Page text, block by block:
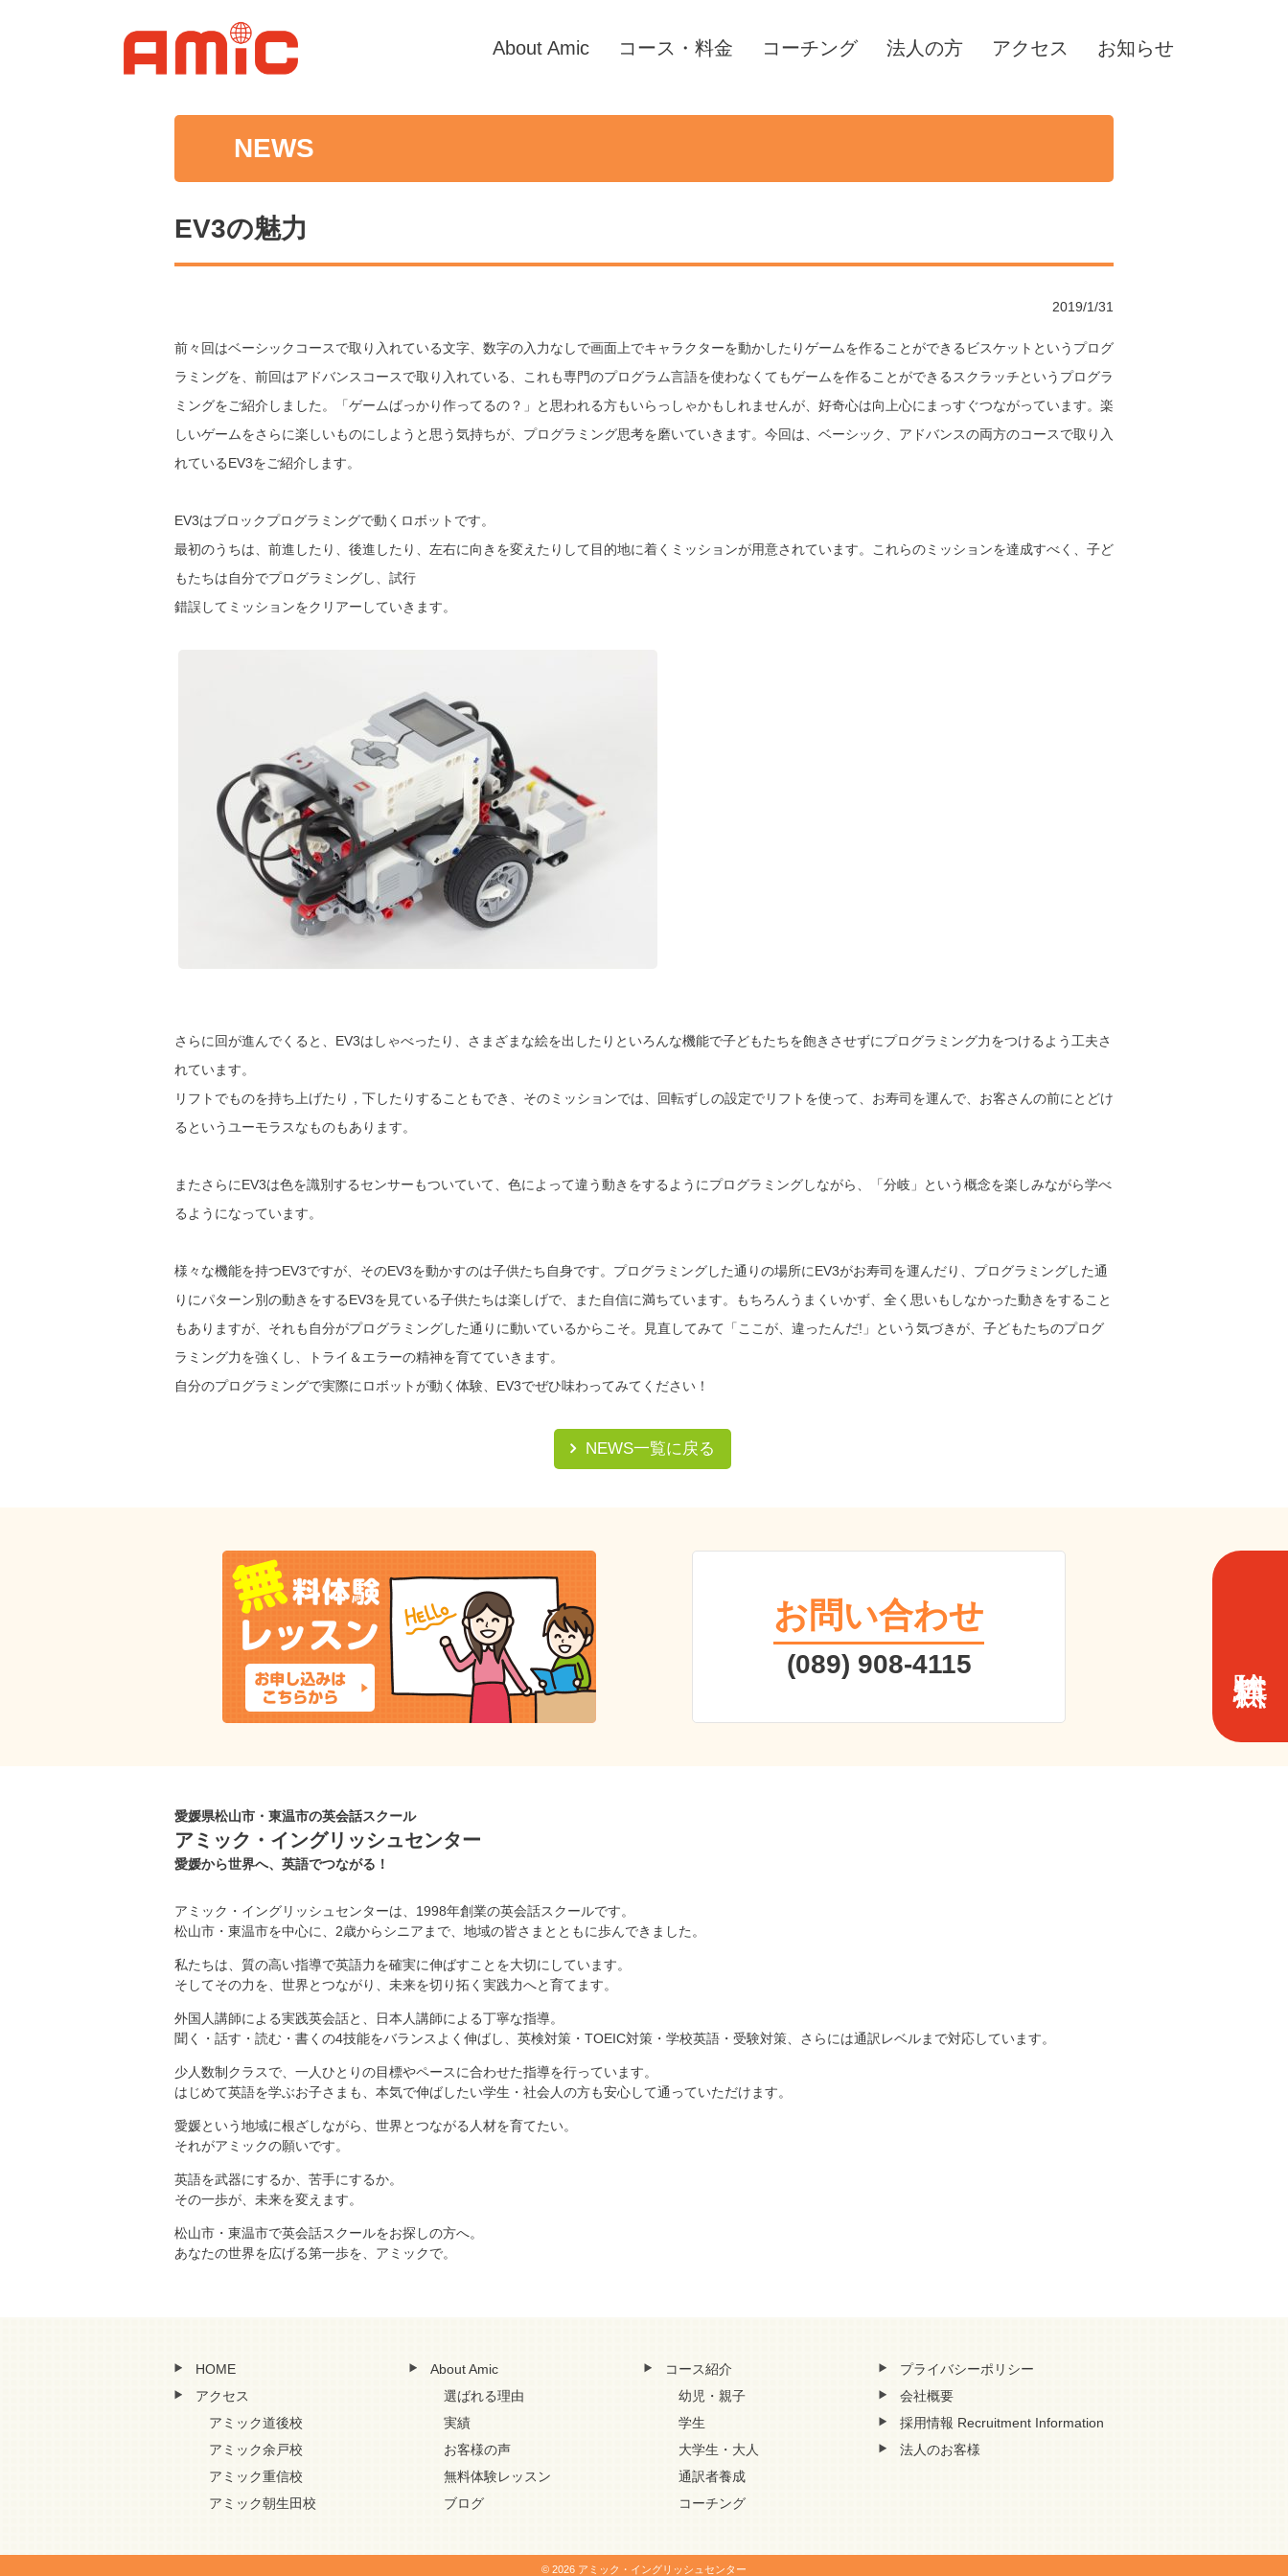
About Amic コース・料金 コーチング 法人の方 アクセス お知らせ
NEWS
EV3の魅力
2019/1/31
前々回はベーシックコースで取り入れている文字、数字の入力なしで画面上でキャラクターを動かしたりゲームを作ることができるビスケットというプログ
ラミングを、前回はアドバンスコースで取り入れている、これも専門のプログラム言語を使わなくてもゲームを作ることができるスクラッチというプログラ
ミングをご紹介しました。「ゲームばっかり作ってるの？」と思われる方もいらっしゃかもしれませんが、好奇心は向上心にまっすぐつながっています。楽
しいゲームをさらに楽しいものにしようと思う気持ちが、プログラミング思考を磨いていきます。今回は、ベーシック、アドバンスの両方のコースで取り入
れているEV3をご紹介します。
EV3はブロックプログラミングで動くロボットです。
最初のうちは、前進したり、後進したり、左右に向きを変えたりして目的地に着くミッションが用意されています。これらのミッションを達成すべく、子ど
もたちは自分でプログラミングし、試行
錯誤してミッションをクリアーしていきます。
さらに回が進んでくると、EV3はしゃべったり、さまざまな絵を出したりといろんな機能で子どもたちを飽きさせずにプログラミング力をつけるよう工夫さ
れています。
リフトでものを持ち上げたり，下したりすることもでき、そのミッションでは、回転ずしの設定でリフトを使って、お寿司を運んで、お客さんの前にとどけ
るというユーモラスなものもあります。
またさらにEV3は色を識別するセンサーもついていて、色によって違う動きをするようにプログラミングしながら、「分岐」という概念を楽しみながら学べ
るようになっています。
様々な機能を持つEV3ですが、そのEV3を動かすのは子供たち自身です。プログラミングした通りの場所にEV3がお寿司を運んだり、プログラミングした通
りにパターン別の動きをするEV3を見ている子供たちは楽しげで、また自信に満ちています。もちろんうまくいかず、全く思いもしなかった動きをすること
もありますが、それも自分がプログラミングした通りに動いているからこそ。見直してみて「ここが、違ったんだ!」という気づきが、子どもたちのプログ
ラミング力を強くし、トライ＆エラーの精神を育てていきます。
自分のプログラミングで実際にロボットが動く体験、EV3でぜひ味わってみてください！
NEWS一覧に戻る
お問い合わせ
(089) 908-4115
愛媛県松山市・東温市の英会話スクール
アミック・イングリッシュセンター
愛媛から世界へ、英語でつながる！
アミック・イングリッシュセンターは、1998年創業の英会話スクールです。
松山市・東温市を中心に、2歳からシニアまで、地域の皆さまとともに歩んできました。
私たちは、質の高い指導で英語力を確実に伸ばすことを大切にしています。
そしてその力を、世界とつながり、未来を切り拓く実践力へと育てます。
外国人講師による実践英会話と、日本人講師による丁寧な指導。
聞く・話す・読む・書くの4技能をバランスよく伸ばし、英検対策・TOEIC対策・学校英語・受験対策、さらには通訳レベルまで対応しています。
少人数制クラスで、一人ひとりの目標やペースに合わせた指導を行っています。
はじめて英語を学ぶお子さまも、本気で伸ばしたい学生・社会人の方も安心して通っていただけます。
愛媛という地域に根ざしながら、世界とつながる人材を育てたい。
それがアミックの願いです。
英語を武器にするか、苦手にするか。
その一歩が、未来を変えます。
松山市・東温市で英会話スクールをお探しの方へ。
あなたの世界を広げる第一歩を、アミックで。
HOME
アクセス
アミック道後校
アミック余戸校
アミック重信校
アミック朝生田校
About Amic
選ばれる理由
実績
お客様の声
無料体験レッスン
ブログ
コース紹介
幼児・親子
学生
大学生・大人
通訳者養成
コーチング
プライバシーポリシー
会社概要
採用情報 Recruitment Information
法人のお客様
© 2026 アミック・イングリッシュセンター